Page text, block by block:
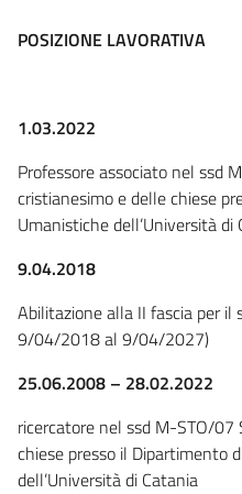
POSIZIONE LAVORATIVA
1.03.2022
Professore associato nel ssd
cristianesimo e delle chiese
Umanistiche dell’Università di
9.04.2018
Abilitazione alla II fascia per il
9/04/2018 al 9/04/2027)
25.06.2008 – 28.02.2022
ricercatore nel ssd M-STO/
chiese presso il Dipartimento
dell’Università di Catania